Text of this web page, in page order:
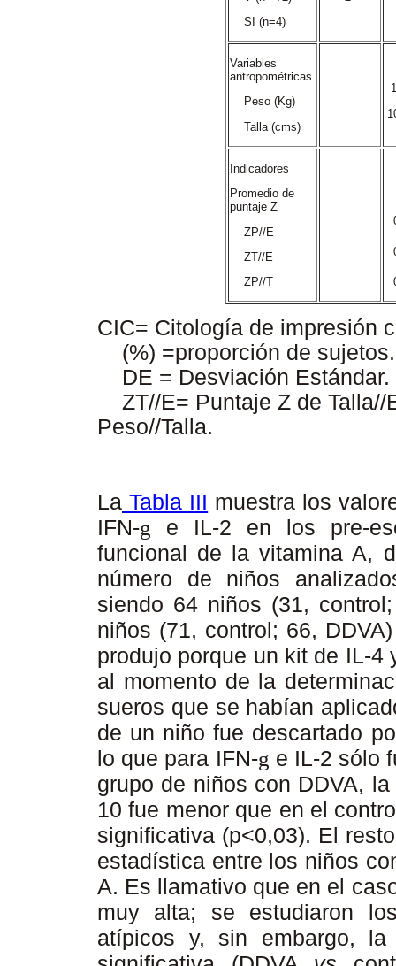
SI (n=4)
Variables
antropométricas
Peso (Kg)
Talla (cms)
Indicadores
Promedio de
puntaje Z
ZP//E
ZT//E
ZP//T
CIC= Citología de
(%) =proporción de
DE = Desviación
ZT//E= Puntaje Z de
Peso//Talla.
La Tabla III muestra los
IFN-g e IL-2 en los pre-
funcional de la vitamina A,
número de niños
siendo 64 niños (31,
niños (71, control; 66,
produjo porque un kit de IL-4
al momento de la
sueros que se habían
de un niño fue descartado
lo que para IFN-g e IL-2 sólo
grupo de niños con DDVA,
10 fue menor que en el
significativa (p<0,03). El
estadística entre los niños
A. Es llamativo que en el
muy alta; se estudiaron
atípicos y, sin embargo,